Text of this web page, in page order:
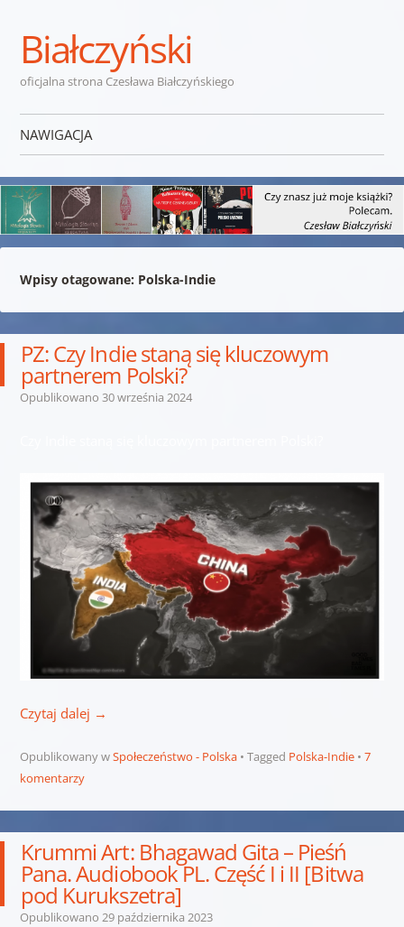
Białczyński
oficjalna strona Czesława Białczyńskiego
NAWIGACJA
Wpisy otagowane: Polska-Indie
PZ: Czy Indie staną się kluczowym
partnerem Polski?
Opublikowano 30 września 2024
Czytaj dalej →
Opublikowany wSpołeczeństwo - Polska Tagged Polska-Indie
7
komentarzy
Krummi Art: Bhagawad Gita – Pieśń
Pana. Audiobook PL. Część I i II [Bitwa
pod Kurukszetra]
Opublikowano 29 października 2023